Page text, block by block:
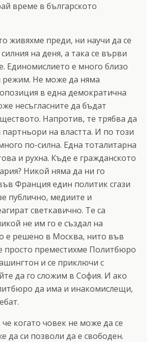
време в българското
живяхме преди, ни научи да се
на деня, а така се върви
Единомислието е много близо
режим. Не може да няма
в една демократична
несъгласните да бъдат
Напротив, те трябва да
на властта. И по този
по-силна. Една тоталитарна
и рухна. Къде е гражданското
Никой няма да ни го
Франция един политик сгази
публично, медиите и
светкавично. Те са
не им го е създал на
е решено в Москва, нито във
просто преместихме Политбюро
и се приключи с
да го сложим в София. И ако
да има и инакомислещи,
когато човек не може да се
да си позволи да е свободен.